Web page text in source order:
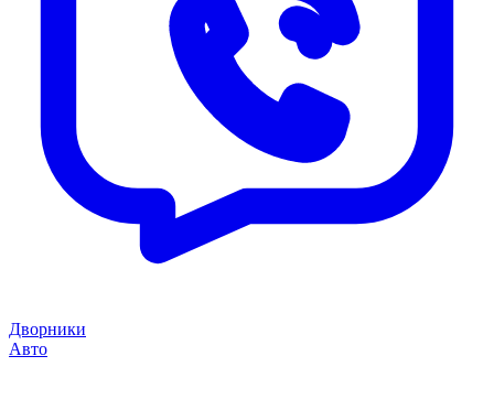
Дворники
Авто